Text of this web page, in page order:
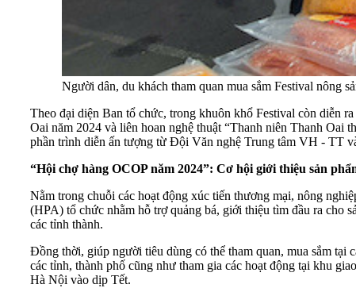
Người dân, du khách tham quan mua sắm Festival nông
Theo đại diện Ban tổ chức, trong khuôn khổ Festival còn diễn
Oai năm 2024 và liên hoan nghệ thuật “Thanh niên Thanh Oai
phần trình diễn ấn tượng từ Đội Văn nghệ Trung tâm VH - TT
“Hội chợ hàng OCOP năm 2024”: Cơ hội giới thiệu sản
Nằm trong chuỗi các hoạt động xúc tiến thương mại, nông
(HPA) tổ chức nhằm hỗ trợ quảng bá, giới thiệu tìm đầu ra cho
các tỉnh thành.
Đồng thời, giúp người tiêu dùng có thể tham quan, mua sắm tại
các tỉnh, thành phố cũng như tham gia các hoạt động tại khu
Hà Nội vào dịp Tết.